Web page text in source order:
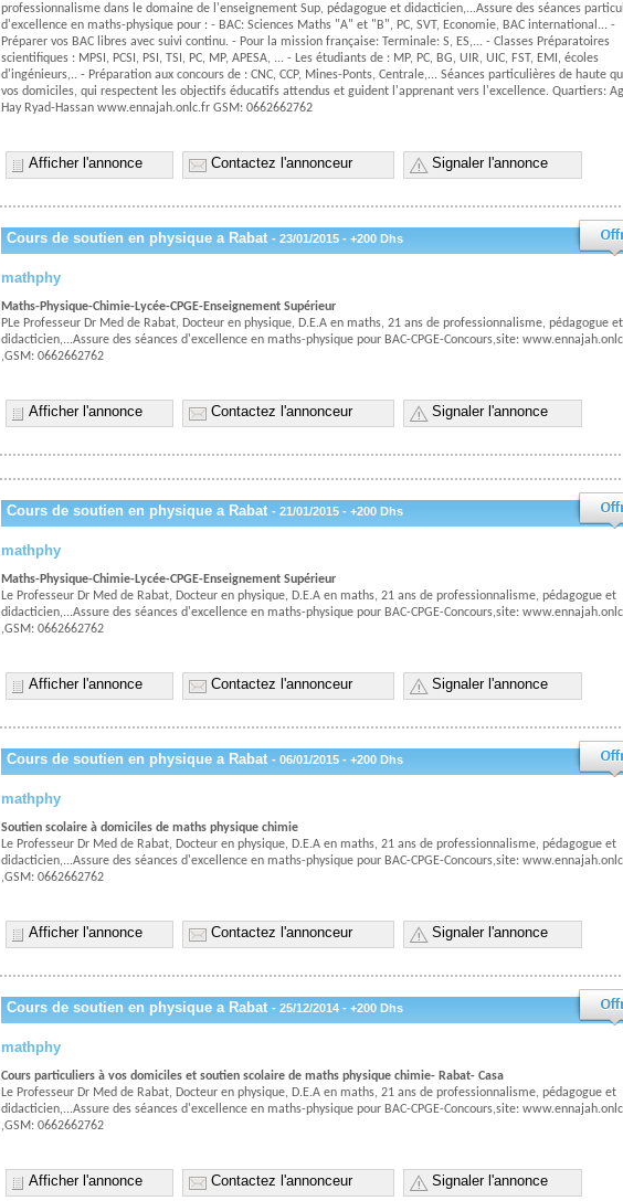
professionnalisme dans le domaine de l'enseignement Sup, pédagogue et didacticien,...Assure des séances
d'excellence en maths-physique pour : - BAC: Sciences Maths "A" et "B", PC, SVT, Economie, BAC international... -
Préparer vos BAC libres avec suivi continu. - Pour la mission française: Terminale: S, ES,... - Classes Préparatoires
scientifiques : MPSI, PCSI, PSI, TSI, PC, MP, APESA, ... - Les étudiants de : MP, PC, BG, UIR, UIC, FST, EMI, écoles
d'ingénieurs,.. - Préparation aux concours de : CNC, CCP, Mines-Ponts, Centrale,... Séances particulières de haute
vos domiciles, qui respectent les objectifs éducatifs attendus et guident l'apprenant vers l'excellence. Quartiers:
Hay Ryad-Hassan www.ennajah.onlc.fr GSM: 0662662762
Afficher l'annonce Contactez l'annonceur Signaler l'annonce
Cours de soutien en physique a Rabat - 23/01/2015 - +200 Dhs
mathphy
Maths-Physique-Chimie-Lycée-CPGE-Enseignement Supérieur
PLe Professeur Dr Med de Rabat, Docteur en physique, D.E.A en maths, 21 ans de professionnalisme, pédagogue et
didacticien,...Assure des séances d'excellence en maths-physique pour BAC-CPGE-Concours,site:
,GSM: 0662662762
Afficher l'annonce Contactez l'annonceur Signaler l'annonce
Cours de soutien en physique a Rabat - 21/01/2015 - +200 Dhs
mathphy
Maths-Physique-Chimie-Lycée-CPGE-Enseignement Supérieur
Le Professeur Dr Med de Rabat, Docteur en physique, D.E.A en maths, 21 ans de professionnalisme, pédagogue et
didacticien,...Assure des séances d'excellence en maths-physique pour BAC-CPGE-Concours,site:
,GSM: 0662662762
Afficher l'annonce Contactez l'annonceur Signaler l'annonce
Cours de soutien en physique a Rabat - 06/01/2015 - +200 Dhs
mathphy
Soutien scolaire à domiciles de maths physique chimie
Le Professeur Dr Med de Rabat, Docteur en physique, D.E.A en maths, 21 ans de professionnalisme, pédagogue et
didacticien,...Assure des séances d'excellence en maths-physique pour BAC-CPGE-Concours,site:
,GSM: 0662662762
Afficher l'annonce Contactez l'annonceur Signaler l'annonce
Cours de soutien en physique a Rabat - 25/12/2014 - +200 Dhs
mathphy
Cours particuliers à vos domiciles et soutien scolaire de maths physique chimie- Rabat- Casa
Le Professeur Dr Med de Rabat, Docteur en physique, D.E.A en maths, 21 ans de professionnalisme, pédagogue et
didacticien,...Assure des séances d'excellence en maths-physique pour BAC-CPGE-Concours,site:
,GSM: 0662662762
Afficher l'annonce Contactez l'annonceur Signaler l'annonce